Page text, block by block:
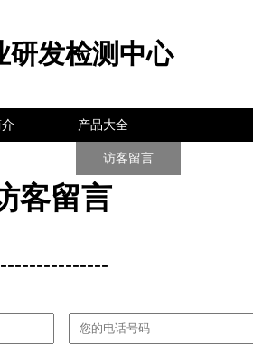
研发检测中心
产品大全
访客留言
客留言